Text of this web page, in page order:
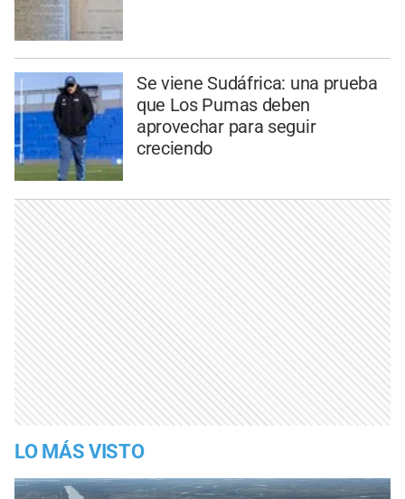
Se viene Sudáfrica: una prueba
que Los Pumas deben
aprovechar para seguir
creciendo
LO MÁS VISTO